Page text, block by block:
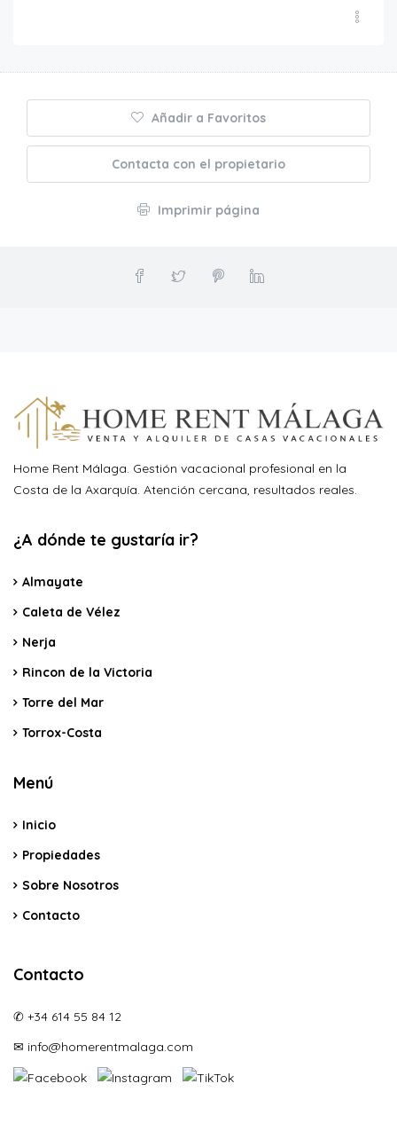
Añadir a Favoritos
Contacta con el propietario
Imprimir página
Home Rent Málaga. Gestión vacacional profesional en la
Costa de la Axarquía. Atención cercana, resultados reales.
¿A dónde te gustaría ir?
Almayate
Caleta de Vélez
Nerja
Rincon de la Victoria
Torre del Mar
Torrox-Costa
Menú
Inicio
Propiedades
Sobre Nosotros
Contacto
Contacto
✆ +34 614 55 84 12
✉ info@homerentmalaga.com